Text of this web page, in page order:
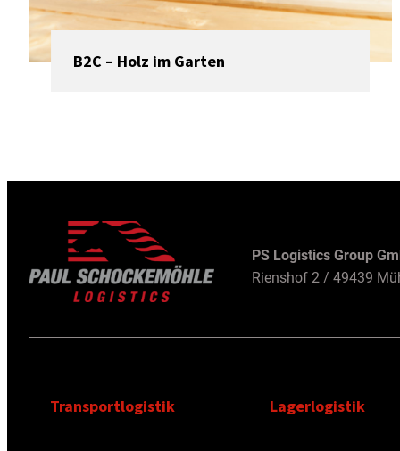
B2C – Holz im Garten
PS Logistics Group
Rienshof 2 / 49439
Transportlogistik Lagerlogistik